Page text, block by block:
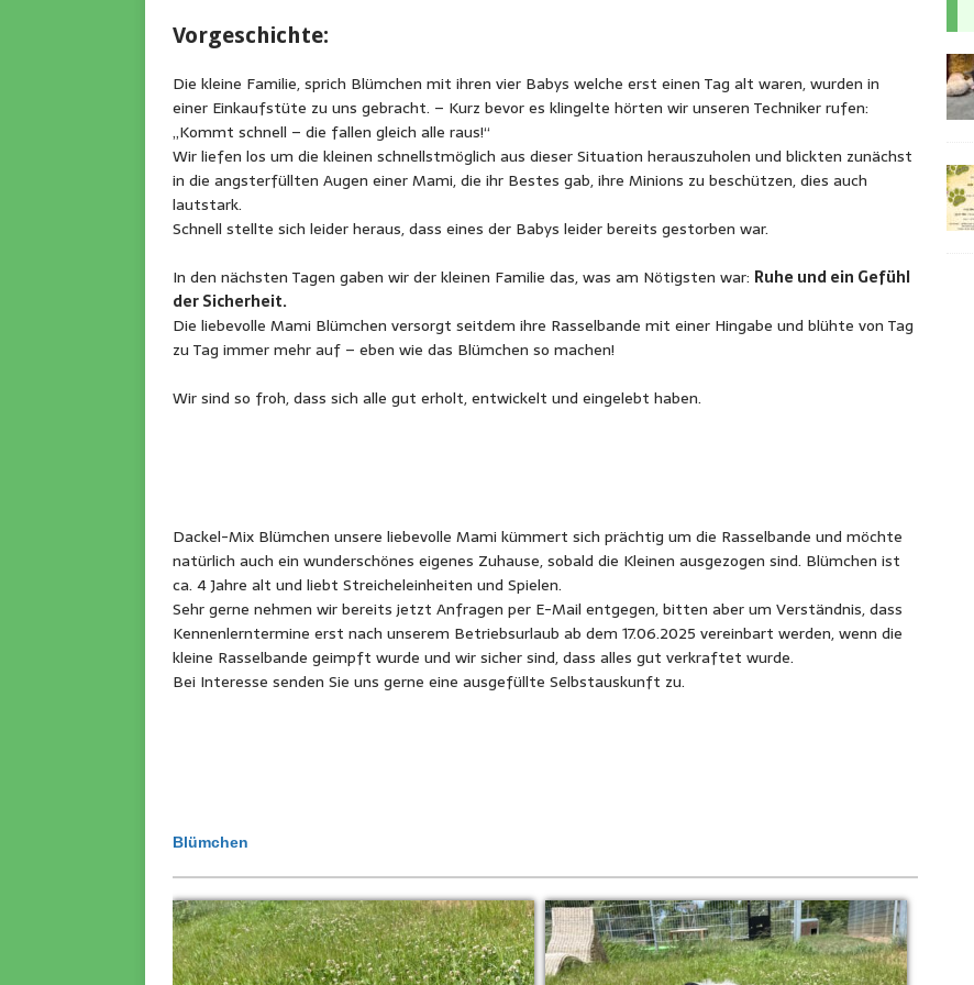
Vorgeschichte:
Die kleine Familie, sprich Blümchen mit ihren vier Babys welche erst einen Tag alt waren, wurden in
einer Einkaufstüte zu uns gebracht. – Kurz bevor es klingelte hörten wir unseren Techniker rufen:
„Kommt schnell – die fallen gleich alle raus!“
Wir liefen los um die kleinen schnellstmöglich aus dieser Situation herauszuholen und blickten zunächst
in die angsterfüllten Augen einer Mami, die ihr Bestes gab, ihre Minions zu beschützen, dies auch
lautstark.
Schnell stellte sich leider heraus, dass eines der Babys leider bereits gestorben war.
In den nächsten Tagen gaben wir der kleinen Familie das, was am Nötigsten war: Ruhe und ein Gefühl
der Sicherheit.
Die liebevolle Mami Blümchen versorgt seitdem ihre Rasselbande mit einer Hingabe und blühte von Tag
zu Tag immer mehr auf – eben wie das Blümchen so machen!
Wir sind so froh, dass sich alle gut erholt, entwickelt und eingelebt haben.
Dackel-Mix Blümchen unsere liebevolle Mami kümmert sich prächtig um die Rasselbande und möchte
natürlich auch ein wunderschönes eigenes Zuhause, sobald die Kleinen ausgezogen sind. Blümchen ist
ca. 4 Jahre alt und liebt Streicheleinheiten und Spielen.
Sehr gerne nehmen wir bereits jetzt Anfragen per E-Mail entgegen, bitten aber um Verständnis, dass
Kennenlerntermine erst nach unserem Betriebsurlaub ab dem 17.06.2025 vereinbart werden, wenn die
kleine Rasselbande geimpft wurde und wir sicher sind, dass alles gut verkraftet wurde.
Bei Interesse senden Sie uns gerne eine ausgefüllte Selbstauskunft zu.
Blümchen